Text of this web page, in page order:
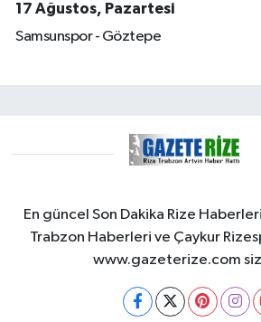
17 Ağustos, Pazartesi
Samsunspor - Göztepe
En güncel Son Dakika Rize
Trabzon Haberleri ve Çaykur
www.gazeterize.com